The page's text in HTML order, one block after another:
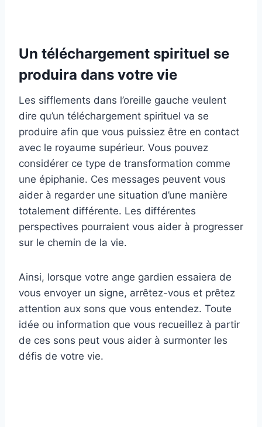
Un téléchargement spirituel se
produira dans votre vie
Les sifflements dans l’oreille gauche veulent
dire qu’un téléchargement spirituel va se
produire afin que vous puissiez être en contact
avec le royaume supérieur. Vous pouvez
considérer ce type de transformation comme
une épiphanie. Ces messages peuvent vous
aider à regarder une situation d’une manière
totalement différente. Les différentes
perspectives pourraient vous aider à progresser
sur le chemin de la vie.
Ainsi, lorsque votre ange gardien essaiera de
vous envoyer un signe, arrêtez-vous et prêtez
attention aux sons que vous entendez. Toute
idée ou information que vous recueillez à partir
de ces sons peut vous aider à surmonter les
défis de votre vie.